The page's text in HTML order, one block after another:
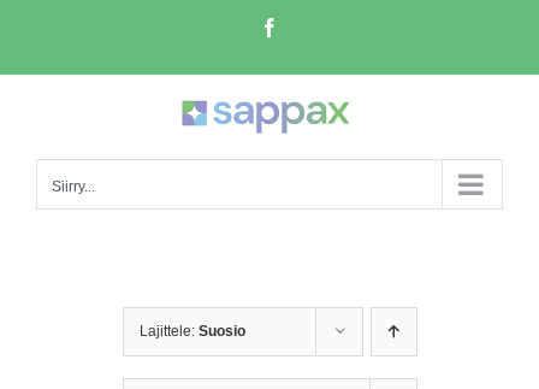
content
Siirry...
Lajittele: Suosio